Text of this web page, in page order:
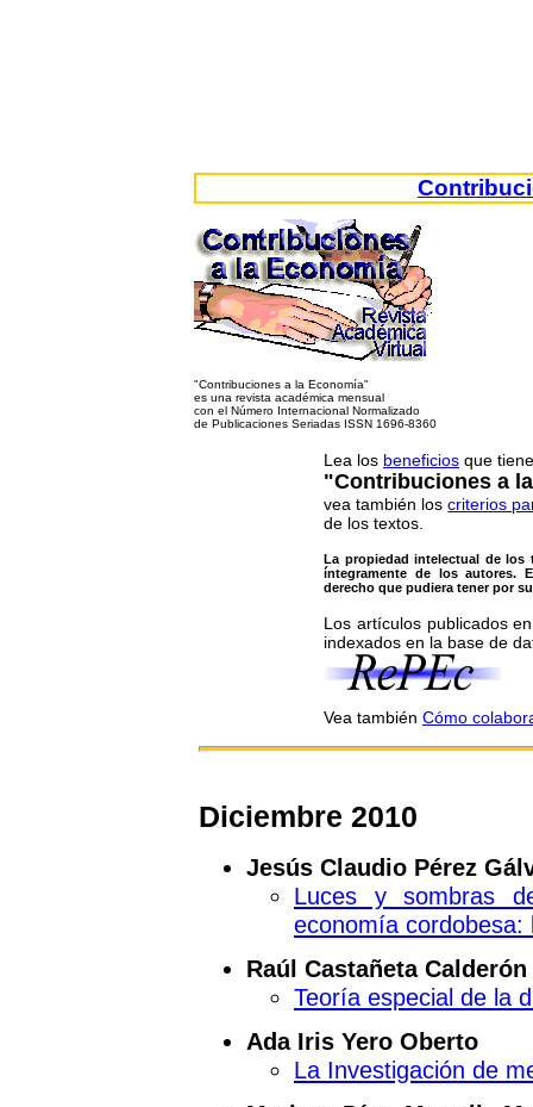
"Contribuciones a la Economía"
es una revista académica mensual
con el Número Internacional Normalizado
de Publicaciones Seriadas ISSN 1696-8360
Lea los beneficios que
"Contribuciones a
vea también loscriterios
de los textos.
La propiedad intelectual de los
íntegramente de los autores.
derecho que pudiera tener por
Los artículos publicados
indexados en la base de
Vea también Cómo
Diciembre 2010
Jesús Claudio Pérez
Luces y sombras
economía cordobesa:
Raúl Castañeta Calderón
Teoría especial de la
Ada Iris Yero Oberto
La Investigación de